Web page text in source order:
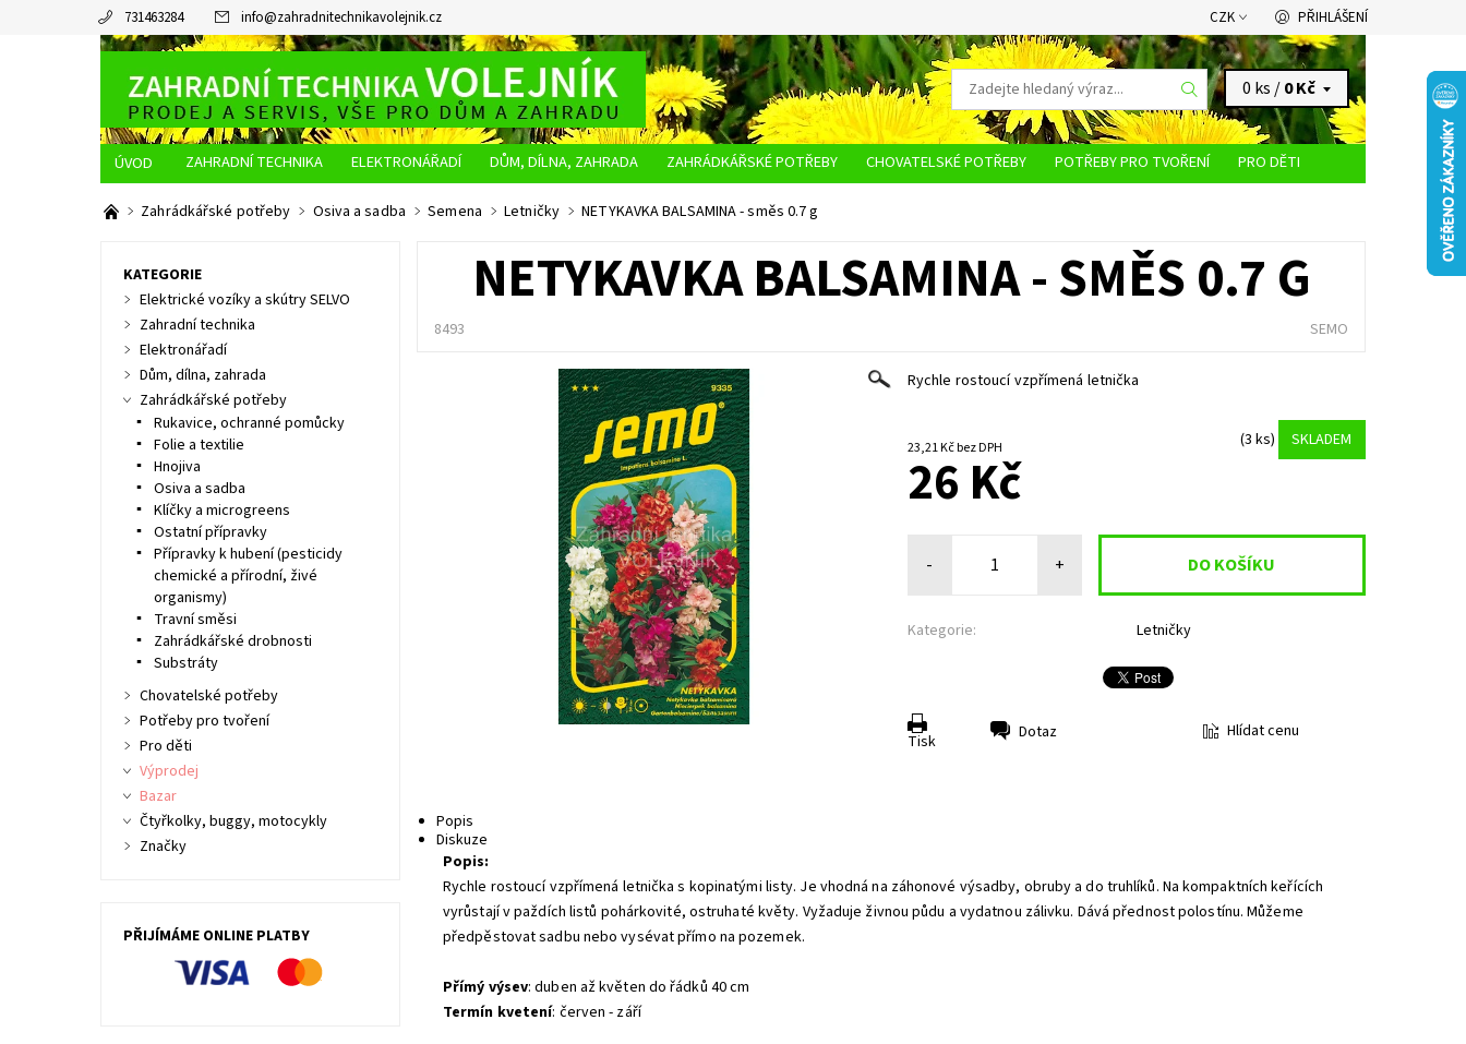
731463284 info@zahradnitechnikavolejnik.cz CZK PŘIHLÁŠENÍ
0 ks /0 Kč
ZAHRADNÍ TECHNIKA ELEKTRONÁŘADÍ DŮM, DÍLNA, ZAHRADA ZAHRÁDKÁŘSKÉ POTŘEBY CHOVATELSKÉ POTŘEBY POTŘEBY PRO TVOŘENÍ
PRO DĚTI
O NÁS
JAK NAKUPOVAT DOPRAVA A PLATBA OBCHODNÍ PODMÍNKY OCHRANA OSOBNÍCH ÚDAJŮ
Zahrádkářské potřeby Osiva a sadba Semena Letničky NETYKAVKA BALSAMINA - směs 0.7 g
NETYKAVKA BALSAMINA - SMĚS 0.7 G
8493 SEMO
Rychle rostoucí vzpřímená letnička
23,21 Kč bez DPH (3 ks) SKLADEM
26 Kč
- +
Kategorie: Letničky
Tisk Dotaz Hlídat cenu
Popis
Diskuze
Popis:
Rychle rostoucí vzpřímená letnička s kopinatými listy. Je vhodná na záhonové výsadby, obruby a do truhlíků. Na kompaktních keřících
vyrůstají v paždích listů pohárkovité, ostruhaté květy. Vyžaduje živnou půdu a vydatnou zálivku. Dává přednost polostínu. Můžeme
předpěstovat sadbu nebo vysévat přímo na pozemek.
Přímý výsev: duben až květen do řádků 40 cm
Termín kvetení: červen - září
KATEGORIE
Elektrické vozíky a skútry SELVO
Zahradní technika
Elektronářadí
Dům, dílna, zahrada
Zahrádkářské potřeby
Rukavice, ochranné pomůcky
Folie a textilie
Hnojiva
Osiva a sadba
Klíčky a microgreens
Ostatní přípravky
Přípravky k hubení (pesticidy
chemické a přírodní, živé
organismy)
Travní směsi
Zahrádkářské drobnosti
Substráty
Chovatelské potřeby
Potřeby pro tvoření
Pro děti
Výprodej
Bazar
Čtyřkolky, buggy, motocykly
Značky
PŘIJÍMÁME ONLINE PLATBY